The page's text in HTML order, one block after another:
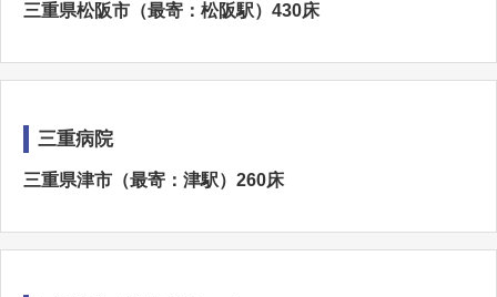
三重県松阪市（最寄：松阪駅）430床
三重病院
三重県津市（最寄：津駅）260床